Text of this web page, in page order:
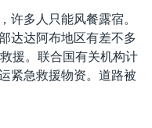
许多人只能风餐露宿。
达达阿布地区有差不多
援。联合国有关机构计
紧急救援物资。道路被